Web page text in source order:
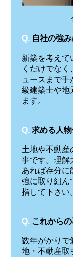
Q. 自社の強
新築を考えて
くだけでな
ュースまで
級建築士や地
ます。
Q. 求める人
土地や不動産
事です。理解
あれば存分に
強に取り組ん
指して下さい
Q. これから
数年がかりで
地・不動産取